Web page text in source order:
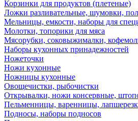
Корзинки для продуктов (плетеные)
Ложки разливательные, шумовки,
Мельницы, емкости, наборы для
Молотки, топорики для мяса
Мясорубки, соковыжималки,
Наборы кухонных принадежностей
Ножеточки
Ножи кухонные
Ножницы кухонные
Овощечистки, рыбочистки
Открывалки, ножи консервные,
Пельменницы, варенницы,
Подносы, наборы подносов